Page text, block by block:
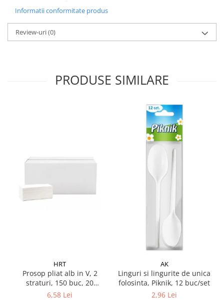
Informatii conformitate produs
Review-uri(0)
PRODUSE SIMILARE
HRT
Prosop pliat alb in V, 2
straturi, 150 buc, 20
pachete/ bax
6,58 Lei
AK
Linguri si lingurite de unica
folosinta, Piknik, 12 buc/set
2,96 Lei